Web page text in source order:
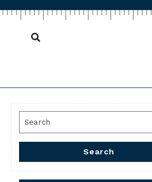
for:
Search